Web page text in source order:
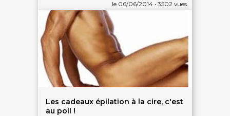
le 06/06/2014 • 3502 vues
Les cadeaux épilation à la cire, c'est
au poil !
On discute ?
SERVICE CLIENTS LeBienEtre.fr